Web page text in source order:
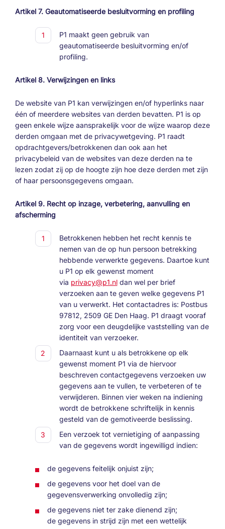
Artikel 7. Geautomatiseerde besluitvorming en profiling
P1 maakt geen gebruik van
geautomatiseerde besluitvorming en/of
profiling.
Artikel 8. Verwijzingen en links
De website van P1 kan verwijzingen en/of hyperlinks naar
één of meerdere websites van derden bevatten. P1 is op
geen enkele wijze aansprakelijk voor de wijze waarop deze
derden omgaan met de privacywetgeving. P1 raadt
opdrachtgevers/betrokkenen dan ook aan het
privacybeleid van de websites van deze derden na te
lezen zodat zij op de hoogte zijn hoe deze derden met zijn
of haar persoonsgegevens omgaan.
Artikel 9. Recht op inzage, verbetering, aanvulling en
afscherming
Betrokkenen hebben het recht kennis te
nemen van de op hun persoon betrekking
hebbende verwerkte gegevens. Daartoe kunt
u P1 op elk gewenst moment
via privacy@p1.nldan wel per brief
verzoeken aan te geven welke gegevens P1
van u verwerkt. Het contactadres is: Postbus
97812, 2509 GE Den Haag. P1 draagt vooraf
zorg voor een deugdelijke vaststelling van de
identiteit van verzoeker.
Daarnaast kunt u als betrokkene op elk
gewenst moment P1 via de hiervoor
beschreven contactgegevens verzoeken uw
gegevens aan te vullen, te verbeteren of te
verwijderen. Binnen vier weken na indiening
wordt de betrokkene schriftelijk in kennis
gesteld van de gemotiveerde beslissing.
Een verzoek tot vernietiging of aanpassing
van de gegevens wordt ingewilligd indien:
de gegevens feitelijk onjuist zijn;
de gegevens voor het doel van de
gegevensverwerking onvolledig zijn;
de gegevens niet ter zake dienend zijn;
de gegevens in strijd zijn met een wettelijk